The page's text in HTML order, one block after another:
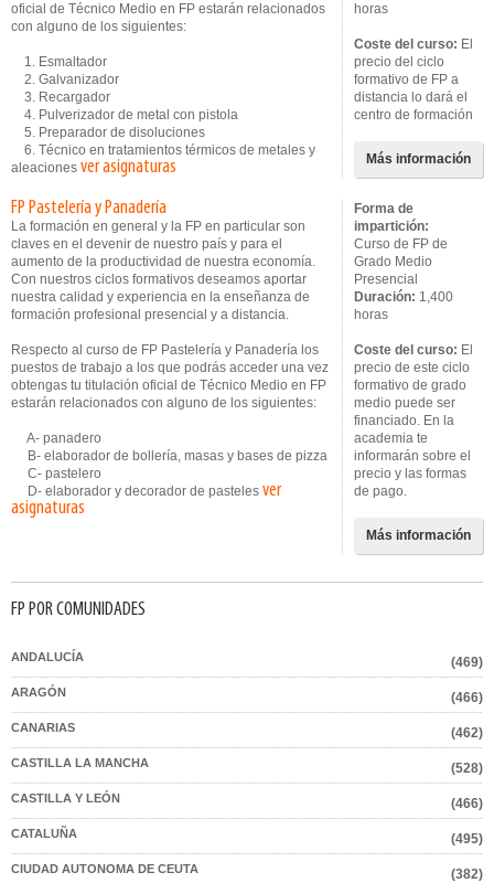
oficial de Técnico Medio en FP estarán relacionados
con alguno de los siguientes:
1. Esmaltador
2. Galvanizador
3. Recargador
4. Pulverizador de metal con pistola
5. Preparador de disoluciones
6. Técnico en tratamientos térmicos de metales y
aleaciones ver asignaturas
horas
Coste del curso: El
precio del ciclo
formativo de FP a
distancia lo dará el
centro de formación
Más información
FP Pastelería y Panadería
La formación en general y la FP en particular son
claves en el devenir de nuestro país y para el
aumento de la productividad de nuestra economía.
Con nuestros ciclos formativos deseamos aportar
nuestra calidad y experiencia en la enseñanza de
formación profesional presencial y a distancia.
Respecto al curso de FP Pastelería y Panadería los
puestos de trabajo a los que podrás acceder una vez
obtengas tu titulación oficial de Técnico Medio en FP
estarán relacionados con alguno de los siguientes:
A- panadero
B- elaborador de bollería, masas y bases de pizza
C- pastelero
D- elaborador y decorador de pasteles ver
asignaturas
Forma de
impartición:
Curso de FP de
Grado Medio
Presencial
Duración: 1,400
horas
Coste del curso: El
precio de este ciclo
formativo de grado
medio puede ser
financiado. En la
academia te
informarán sobre el
precio y las formas
de pago.
Más información
FP POR COMUNIDADES
ANDALUCÍA (469)
ARAGÓN (466)
CANARIAS (462)
CASTILLA LA MANCHA (528)
CASTILLA Y LEÓN (466)
CATALUÑA (495)
CIUDAD AUTONOMA DE CEUTA (382)